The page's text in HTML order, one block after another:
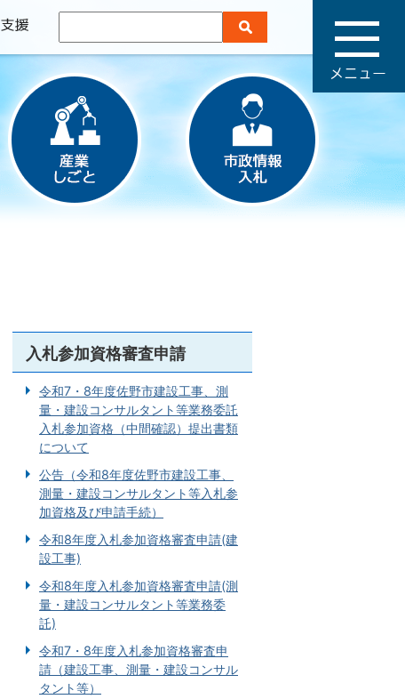
入札参加資格審査申請
令和7・8年度佐野市建設工事、測
量・建設コンサルタント等業務委託
入札参加資格（中間確認）提出書類
について
公告（令和8年度佐野市建設工事、
測量・建設コンサルタント等入札参
加資格及び申請手続）
令和8年度入札参加資格審査申請(建
設工事)
令和8年度入札参加資格審査申請(測
量・建設コンサルタント等業務委
託)
令和7・8年度⼊札参加資格審査申
請（建設工事、測量・建設コンサル
タント等）